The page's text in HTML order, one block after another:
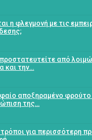
η φλεγμονή με τις
από
και την…
αποξηραμένο φρούτο
της…
για περισσότερη